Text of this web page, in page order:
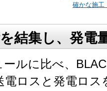
確かな施工
結集し、発電
ルに比べ、
ロスと発電ロス